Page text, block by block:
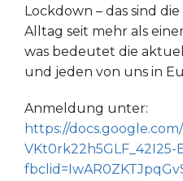
Lockdown – das sind
Alltag seit mehr als
was bedeutet die
und jeden von uns in
Anmeldung unter:
https://